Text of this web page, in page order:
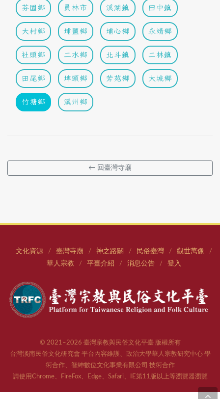
芬園鄉 員林市 溪湖鎮 田中鎮
大村鄉 埔鹽鄉 埔心鄉 永靖鄉
社頭鄉 二水鄉 北斗鎮 二林鎮
田尾鄉 埤頭鄉 芳苑鄉 大城鄉
竹塘鄉 溪州鄉
← 回臺灣寺廟
文化資源 / 臺灣寺廟 / 神之路關 / 民俗臺灣 / 觀世萬像 /
華人宗教 / 平臺介紹 / 消息公告 / 登入
© 2021–2026 臺灣宗教與民俗文化平臺 版權所有
台灣淡南民俗文化研究會 平台內容維護、政治大學華人宗教研究中心 學
術合作、智紳數位文化事業有限公司 技術合作
請使用Chrome、FireFox、Edge、Safari、IE第11版以上等瀏覽器瀏覽